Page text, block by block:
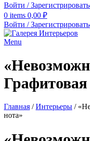
Войти /
0 items 0,00 ₽
Войти /
Menu
Графитовая
Главная /Интерьеры /
нота»